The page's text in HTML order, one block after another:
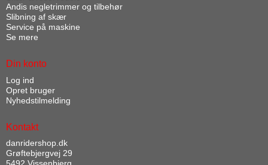
Andis negletrimmer og tilbehør
Slibning af skær
Service på maskine
Se mere
Din konto
Log ind
Opret bruger
Nyhedstilmelding
Kontakt
danridershop.dk
Grøftebjergvej 29